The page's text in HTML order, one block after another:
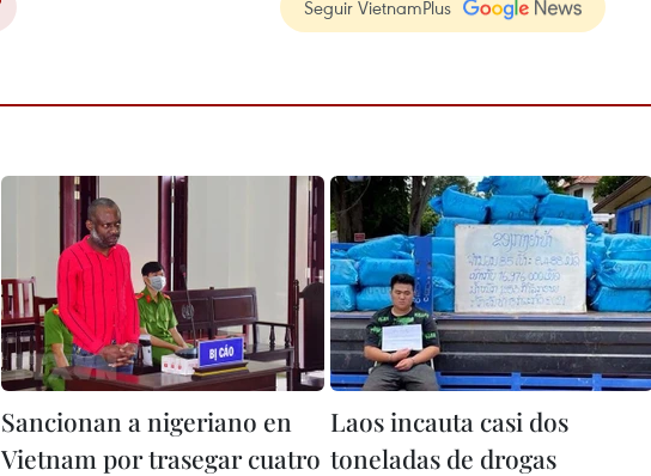
Seguir VietnamPlus
Sancionan a nigeriano en
Vietnam por trasegar cuatro
Laos incauta casi dos
toneladas de drogas